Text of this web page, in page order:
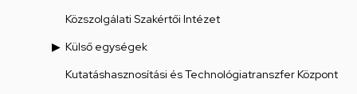
Közszolgálati Szakértői Intézet
Külső egységek
Kutatáshasznosítási és Technológiatranszfer Központ